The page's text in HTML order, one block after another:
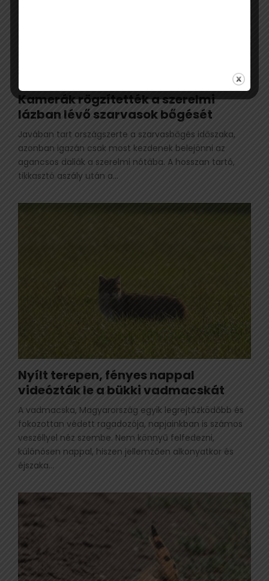
Kamerák rögzítették a szerelmi
lázban lévő szarvasok bőgését
Javában tart országszerte a szarvasbőgés időszaka,
azonban igazán csak most kezdenek belejönni az
agancsos daliák a szerelmi nótába. A hosszan tartó,
tikkasztó aszály után a...
Nyílt terepen, fényes nappal
videózták le a bükki vadmacskát
A vadmacska, Magyarország egyik legrejtőzködőbb és
fokozottan védett ragadozója, napjainkban is számos
veszéllyel néz szembe. Nem könnyű felfedezni,
különösen nappal, hiszen jellemzően alkonyatkor és
éjszaka...